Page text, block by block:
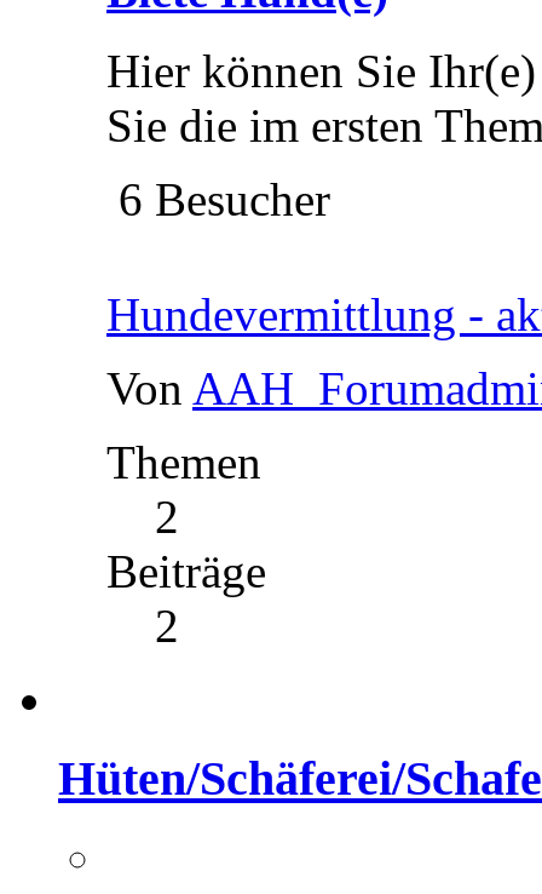
Hier können Sie
Sie die im ersten
6 Besucher
Hundevermittlung -
Von
Themen
2
Beiträge
2
Hüten/Schäferei/Schafe